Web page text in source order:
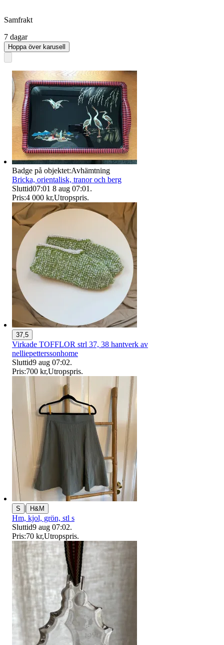
Samfrakt
7 dagar
Hoppa över karusell
Badge på objektet:Avhämtning
Bricka, orientalisk, tranor och berg
Sluttid07:01 8 aug 07:01 .
Pris:4 000 kr,Utropspris.
37,5
Virkade TOFFLOR strl 37, 38 hantverk av
nelliepetterssonhome
Sluttid9 aug 07:02.
Pris:700 kr,Utropspris.
S | H&M
Hm, kjol, grön, stl s
Sluttid9 aug 07:02.
Pris:70 kr,Utropspris.